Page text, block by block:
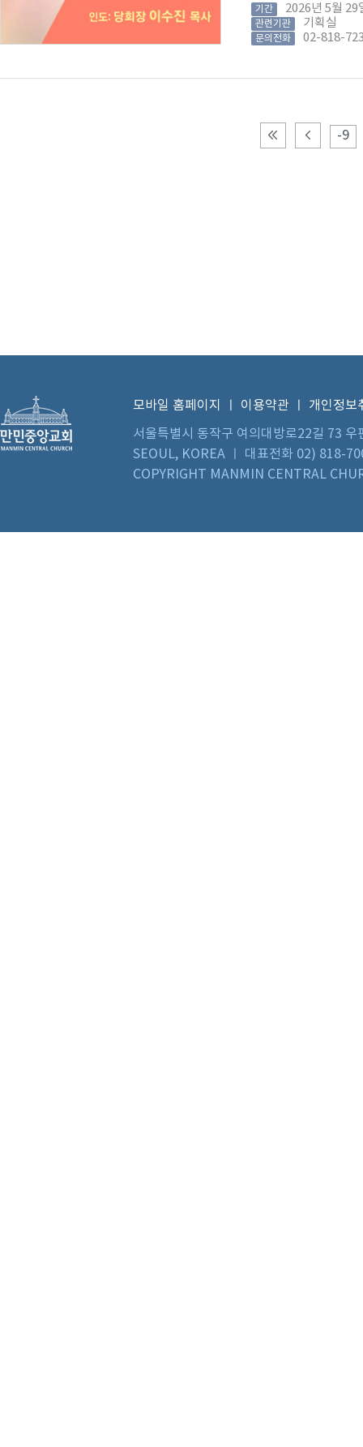
기간 2026년 5월 29
관련기관 기획실
문의전화 02-818-
-9
모바일 홈페이지 이용약관
개인정보
서울특별시 동작구 여의대방로22길 73
SEOUL, KOREA ㅣ 대표전화 02) 818-
COPYRIGHT MANMIN CENTRAL